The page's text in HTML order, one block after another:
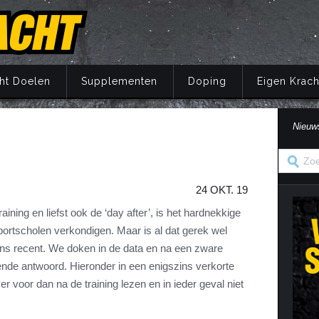
Krachtoefeningen Armen
Krachtoefeningen Borst
Krachtoefeningen Buik
Eiwitten
Koolhydraten
Vetten
Vocht
Doelen
Supplementen
Herstel
Mentaal
Voeding
Supplementen
Herstel
Supplementen Doping
Nuchtere feiten over doping
Veel gestelde vragen
Eigen
Eigen Kracht
24 OKT. 19
en liefst ook de ‘day after’, is het hardnekkige
verkondigen. Maar is al dat gerek wel
recent. We doken in de data en na een zware
antwoord. Hieronder in een enigszins verkorte
voor dan na de training lezen en in ieder geval niet